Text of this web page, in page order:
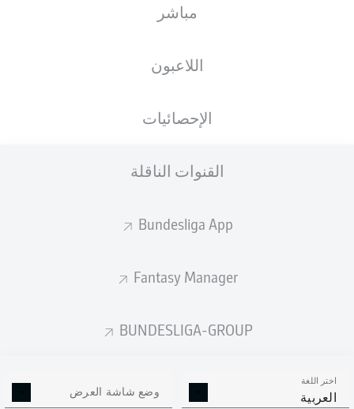
مباشر
اللاعبون
الإحصائيات
القنوات الناقلة
Bundesliga App
Fantasy Manager
BUNDESLIGA-GROUP
اختر اللغة
العربية وضع شاشة العرض
0